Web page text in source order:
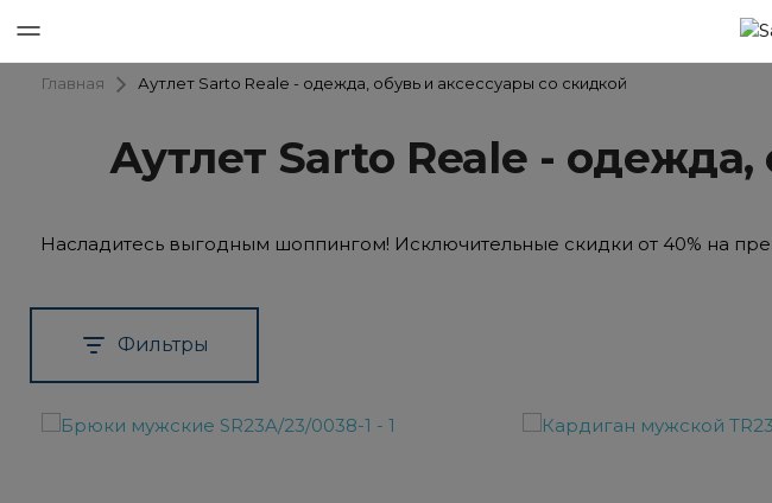
Главная Аутлет Sarto Reale - одежда, обувь и аксессуары со скидкой
Аутлет Sarto Reale -
Насладитесь выгодным шоппингом! Исключительные скидки от 40% на
Фильтры